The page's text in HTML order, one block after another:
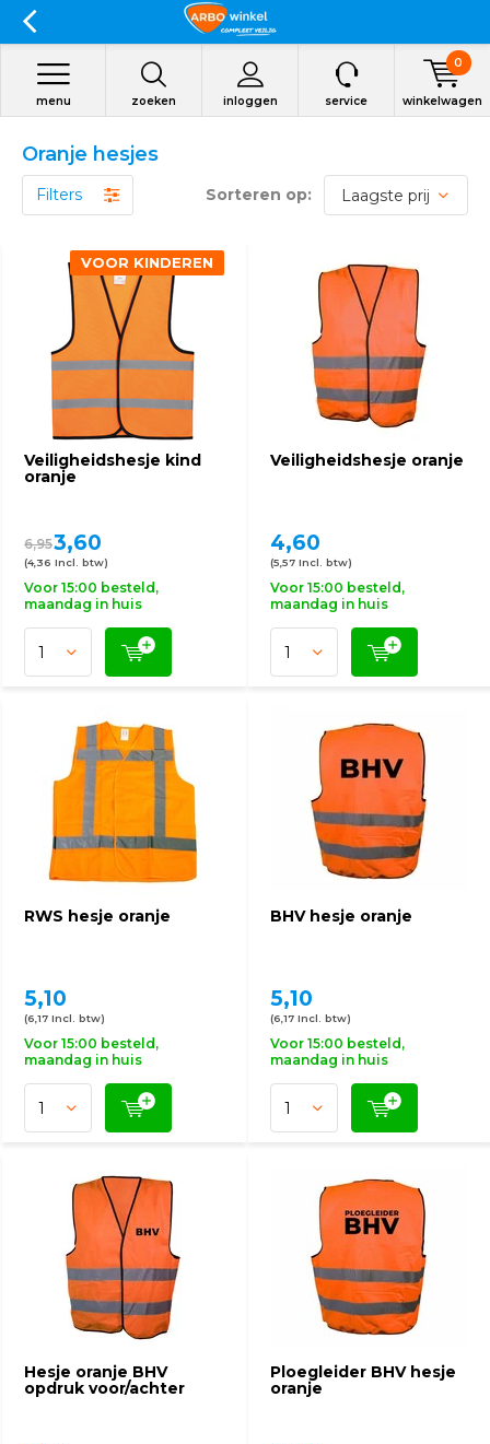
zoeken inloggen
menu service winkelwagen
0
Oranje hesjes
Filters Sorteren op:
Veiligheidshesje kind
oranje
VOOR KINDEREN
6,953,60
(4,36 Incl. btw)
Voor 15:00 besteld,
maandag in huis
Veiligheidshesje oranje
4,60
(5,57 Incl. btw)
Voor 15:00 besteld,
maandag in huis
RWS hesje oranje
5,10
(6,17 Incl. btw)
Voor 15:00 besteld,
maandag in huis
BHV hesje oranje
5,10
(6,17 Incl. btw)
Voor 15:00 besteld,
maandag in huis
Hesje oranje BHV
opdruk voor/achter
Ploegleider BHV hesje
oranje